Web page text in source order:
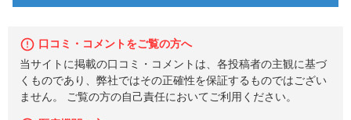
口コミ・コメントをご覧の方へ
当サイトに掲載の口コミ・コメントは、各投稿者の主観に基づ
くものであり、弊社ではその正確性を保証するものではござい
ません。 ご覧の方の自己責任においてご利用ください。